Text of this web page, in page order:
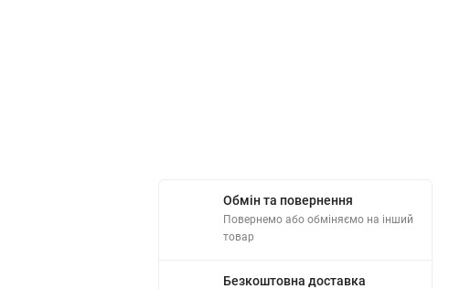
Обмін та повернення
Повернемо або обміняємо на інший
товар
Безкоштовна доставка